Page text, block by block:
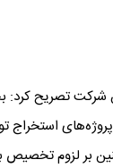
تصریح کرد:
استخراج
بر لزوم